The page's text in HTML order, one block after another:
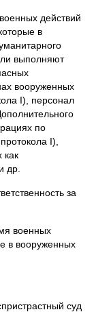
действий
в
выполняют
вооруженных
I), персо­нал
по
I),
как
др.
за
военных
в вооруженных
суд